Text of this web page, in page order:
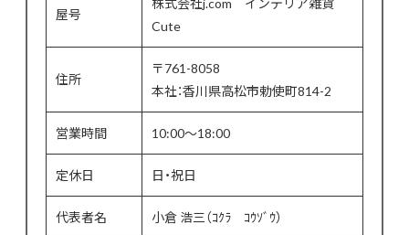
屋号
Cute
住所
〒761-8058
本社：香川県高松市勅使町814-2
営業時間 10:00〜18:00
定休日 日・祝日
代表者名 小倉 浩三（ｺｸﾗ ｺｳｿﾞｳ）